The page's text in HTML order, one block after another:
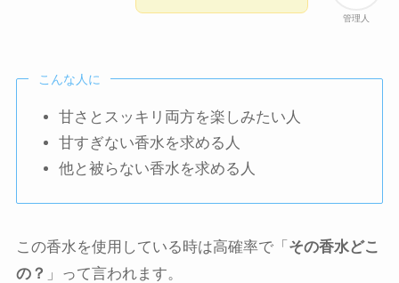
管理人
こんな人に
甘さとスッキリ両方を楽しみたい人
甘すぎない香水を求める人
他と被らない香水を求める人
この香水を使用している時は高確率で「 その香水どこ
の？ 」って言われます。